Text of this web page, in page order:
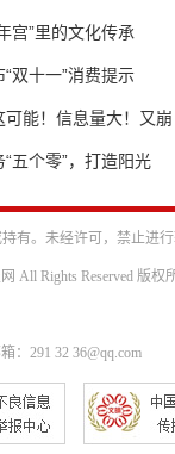
宫”里的文化传承
双十一”消费提示
能！信息量大！又崩
五个零”，打造阳光
。未经许可，禁止进
All Rights Reserved 版权
291 32 36@qq.com